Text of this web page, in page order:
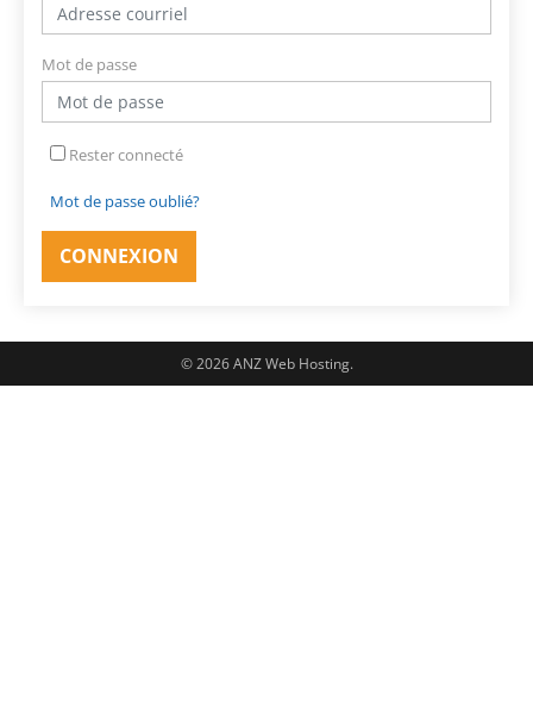
Mot de passe
Rester connecté
Mot de passe oublié?
© 2026 ANZ Web Hosting.